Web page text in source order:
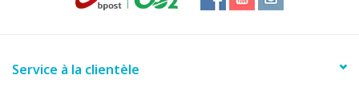
Service à la clientèle